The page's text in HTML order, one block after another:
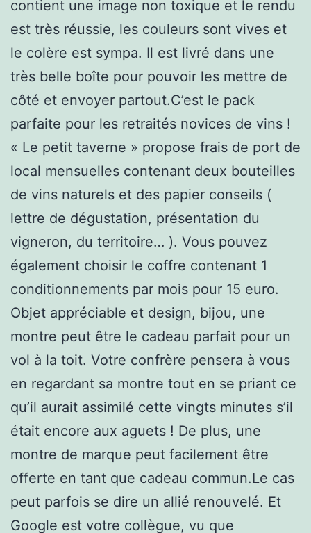
contient une image non toxique et le rendu
est très réussie, les couleurs sont vives et
le colère est sympa. Il est livré dans une
très belle boîte pour pouvoir les mettre de
côté et envoyer partout.C’est le pack
parfaite pour les retraités novices de vins !
« Le petit taverne » propose frais de port de
local mensuelles contenant deux bouteilles
de vins naturels et des papier conseils (
lettre de dégustation, présentation du
vigneron, du territoire… ). Vous pouvez
également choisir le coffre contenant 1
conditionnements par mois pour 15 euro.
Objet appréciable et design, bijou, une
montre peut être le cadeau parfait pour un
vol à la toit. Votre confrère pensera à vous
en regardant sa montre tout en se priant ce
qu’il aurait assimilé cette vingts minutes s’il
était encore aux aguets ! De plus, une
montre de marque peut facilement être
offerte en tant que cadeau commun.Le cas
peut parfois se dire un allié renouvelé. Et
Google est votre collègue, vu que